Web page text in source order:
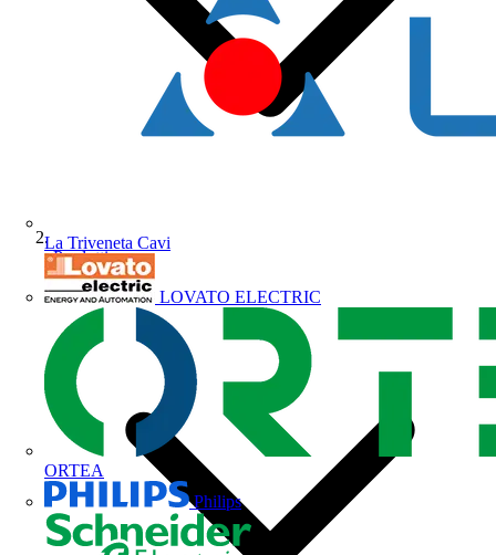
La Triveneta Cavi
LOVATO ELECTRIC
ORTEA
Philips
Prodotti